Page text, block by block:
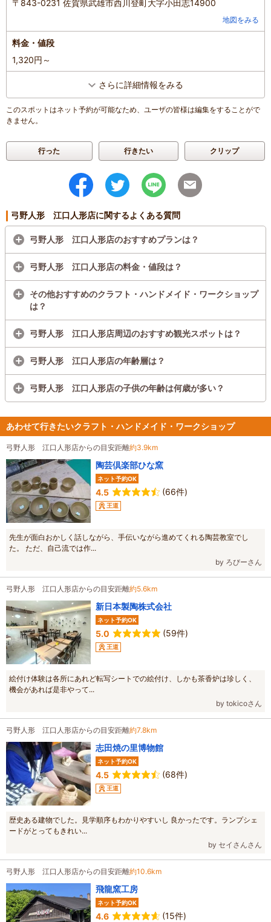
〒843-0231 佐賀県武雄市西川登町大字小田志14900
地図をみる
料金・値段
1,320円～
さらに詳細情報をみる
このスポットはネット予約が可能なため、ユーザの皆様は編集をすることがで
きません。
行った 行きたい クリップ
弓野人形 江口人形店に関するよくある質問
弓野人形 江口人形店のおすすめプランは？
弓野人形 江口人形店の料金・値段は？
その他おすすめのクラフト・ハンドメイド・ワークショップ
は？
弓野人形 江口人形店周辺のおすすめ観光スポットは？
弓野人形 江口人形店の年齢層は？
弓野人形 江口人形店の子供の年齢は何歳が多い？
あわせて行きたいクラフト・ハンドメイド・ワークショップ
弓野人形 江口人形店からの目安距離約3.9km
陶芸倶楽部ひな窯
ネット予約OK
4.5 (66件)
王道
先生が面白おかしく話しながら、手伝いながら進めてくれる陶芸教室でし
た。 ただ、自己流では作...
by ろびーさん
弓野人形 江口人形店からの目安距離約5.6km
新日本製陶株式会社
ネット予約OK
5.0 (59件)
王道
絵付け体験は各所にあれど転写シートでの絵付け、しかも茶香炉は珍しく、
機会があれば是非やって...
by tokicoさん
弓野人形 江口人形店からの目安距離約7.8km
志田焼の里博物館
ネット予約OK
4.5 (68件)
王道
歴史ある建物でした。見学順序もわかりやすいし 良かったです。ランプシェ
ードがとってもきれい...
by セイさんさん
弓野人形 江口人形店からの目安距離約10.6km
飛龍窯工房
ネット予約OK
4.6 (15件)